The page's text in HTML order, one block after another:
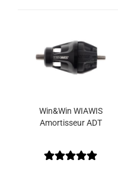
Win&Win WIAWIS
Amortisseur ADT